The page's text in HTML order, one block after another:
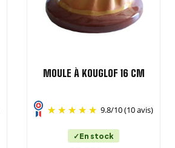
MOULE À KOUGLOF 16 CM
9.8/10(10 avis)
En stock